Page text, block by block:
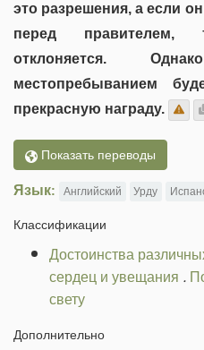
это разрешения, а если
перед правителем,
отклоняется.
местопребыванием
прекрасную награду.
Показать переводы
Язык: Английский Урду
Классификации
Достоинства
сердец и увещания .
свету
Дополнительно